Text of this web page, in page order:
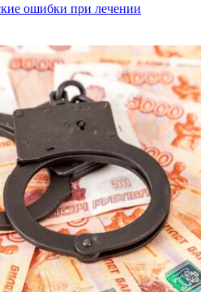
ошибки при лечении